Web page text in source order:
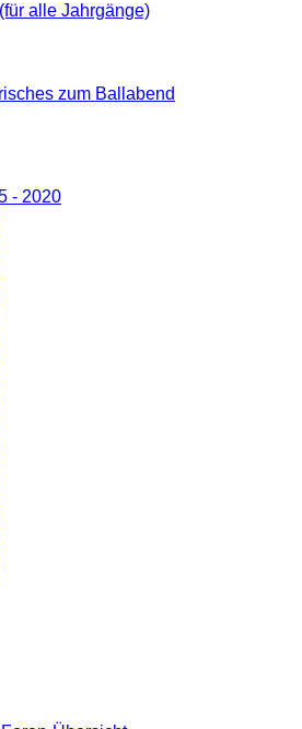
alle Jahrgänge)
zum Ballabend
- 2020